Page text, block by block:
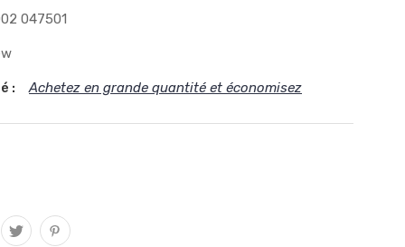
047501
: Achetez en grande quantité et économisez